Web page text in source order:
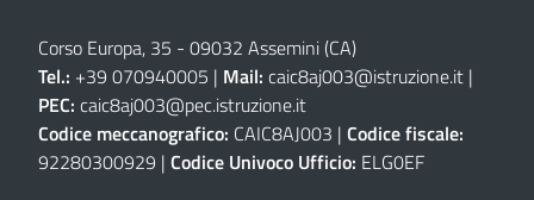
Corso Europa, 35 - 09032 Assemini (CA)
Tel.: +39 070940005 | Mail: caic8aj003@istruzione.it |
PEC: caic8aj003@pec.istruzione.it
Codice meccanografico: CAIC8AJ003 | Codice fiscale:
92280300929 | Codice Univoco Ufficio: ELG0EF